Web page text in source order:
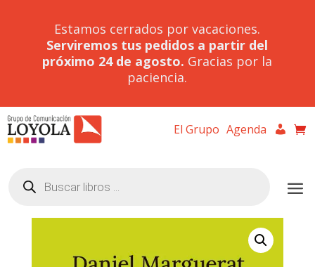
Estamos cerrados por vacaciones.
Serviremos tus pedidos a partir del
próximo 24 de agosto. Gracias por la
paciencia.
El Grupo Agenda
productos